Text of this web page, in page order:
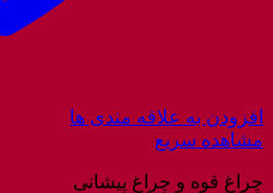
افزودن به علاقه مندی ها
مشاهده سریع
چراغ قوه و چراغ پیشانی